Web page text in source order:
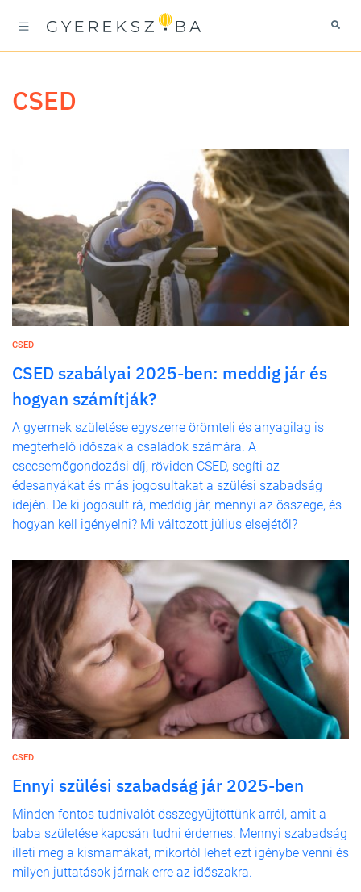
CSED
CSED
CSED szabályai 2025-ben: meddig jár és
hogyan számítják?
A gyermek születése egyszerre örömteli és anyagilag is
megterhelő időszak a családok számára. A
csecsemőgondozási díj, röviden CSED, segíti az
édesanyákat és más jogosultakat a szülési szabadság
idején. De ki jogosult rá, meddig jár, mennyi az összege, és
hogyan kell igényelni? Mi változott július elsejétől?
CSED
Ennyi szülési szabadság jár 2025-ben
Minden fontos tudnivalót összegyűjtöttünk arról, amit a
baba születése kapcsán tudni érdemes. Mennyi szabadság
illeti meg a kismamákat, mikortól lehet ezt igénybe venni és
milyen juttatások járnak erre az időszakra.